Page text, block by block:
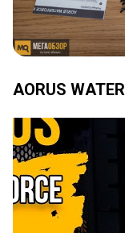
AORUS